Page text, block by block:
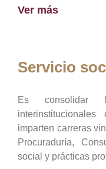
Ver más
Servicio
Es consolidar
imparten carreras
Procuraduría,
social y prácticas